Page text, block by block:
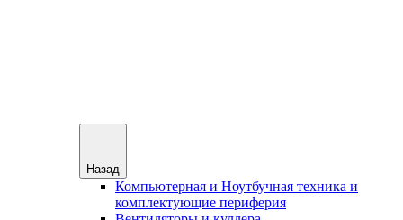
Назад
Компьютерная и Ноутбучная техника и
комплектующие периферия